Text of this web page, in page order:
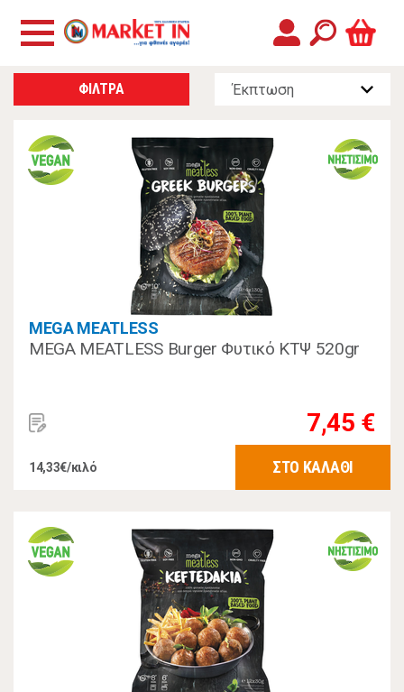
ΦΙΛΤΡΑ
MEGA MEATLESS
MEGA MEATLESS Burger Φυτικό ΚΤΨ 520gr
7,45 €
14,33€/κιλό ΣΤΟ ΚΑΛΑΘΙ